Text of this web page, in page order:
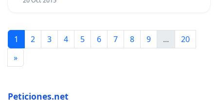
1 2 3 4 5 6 7 8 9 ...
20
»
Peticiones.net